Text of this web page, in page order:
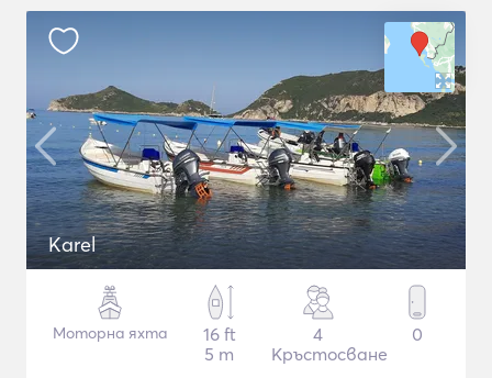
Karel
Моторна яхта
16 ft
5 m
4
Кръстосване
0